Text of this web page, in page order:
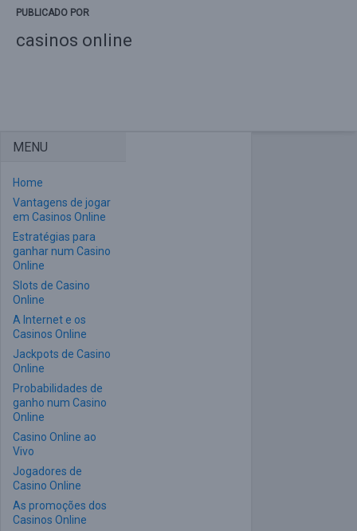
PUBLICADO POR
casinos online
MENU
Home
Vantagens de jogar
em Casinos Online
Estratégias para
ganhar num Casino
Online
Slots de Casino
Online
A Internet e os
Casinos Online
Jackpots de Casino
Online
Probabilidades de
ganho num Casino
Online
Casino Online ao
Vivo
Jogadores de
Casino Online
As promoções dos
Casinos Online